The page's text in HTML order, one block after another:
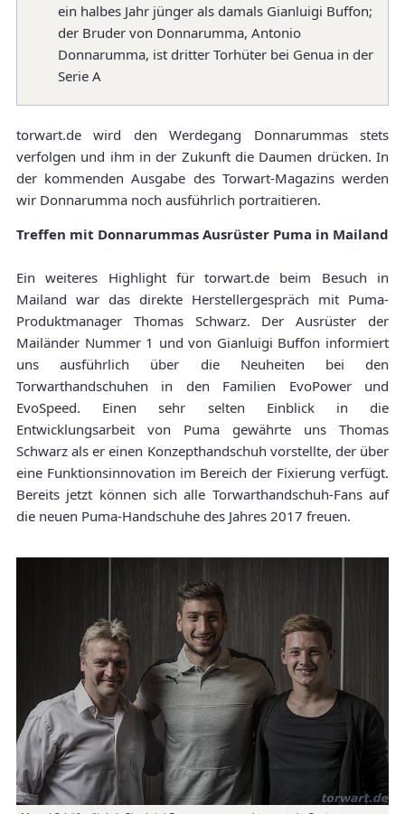
ein halbes Jahr jünger als damals Gianluigi Buffon;
der Bruder von Donnarumma, Antonio
Donnarumma, ist dritter Torhüter bei Genua in der
Serie A
torwart.de wird den Werdegang Donnarummas stets
verfolgen und ihm in der Zukunft die Daumen drücken. In
der kommenden Ausgabe des Torwart-Magazins werden
wir Donnarumma noch ausführlich portraitieren.
Treffen mit Donnarummas Ausrüster Puma in Mailand
Ein weiteres Highlight für torwart.de beim Besuch in
Mailand war das direkte Herstellergespräch mit Puma-
Produktmanager Thomas Schwarz. Der Ausrüster der
Mailänder Nummer 1 und von Gianluigi Buffon informiert
uns ausführlich über die Neuheiten bei den
Torwarthandschuhen in den Familien EvoPower und
EvoSpeed. Einen sehr selten Einblick in die
Entwicklungsarbeit von Puma gewährte uns Thomas
Schwarz als er einen Konzepthandschuh vorstellte, der über
eine Funktionsinnovation im Bereich der Fixierung verfügt.
Bereits jetzt können sich alle Torwarthandschuh-Fans auf
die neuen Puma-Handschuhe des Jahres 2017 freuen.